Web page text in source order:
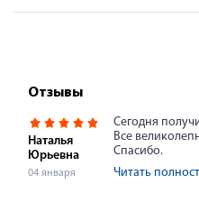
Отзывы
Наталья
Юрьевна
04 января
Сегодня
Все
Спасибо.
Читать